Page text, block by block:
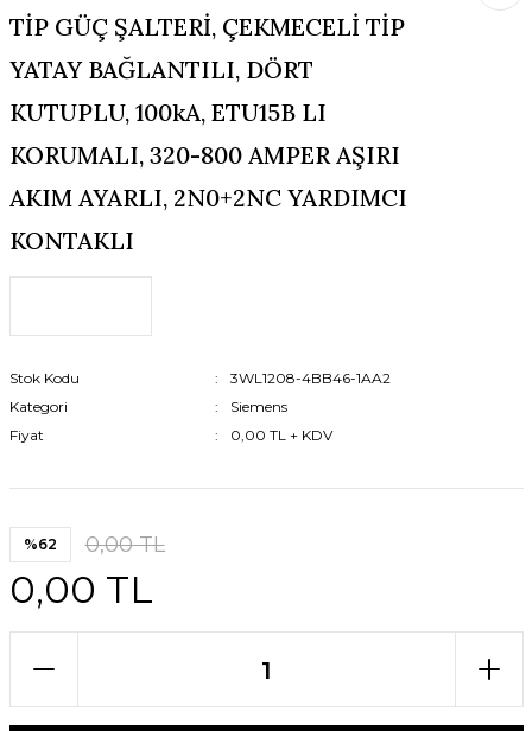
TİP GÜÇ ŞALTERİ, ÇEKMECELİ TİP
YATAY BAĞLANTILI, DÖRT
KUTUPLU, 100kA, ETU15B LI
KORUMALI, 320-800 AMPER AŞIRI
AKIM AYARLI, 2N0+2NC YARDIMCI
KONTAKLI
Stok Kodu
3WL1208-4BB46-1AA2
Kategori
Siemens
Fiyat
0,00 TL + KDV
%62 0,00 TL
0,00 TL